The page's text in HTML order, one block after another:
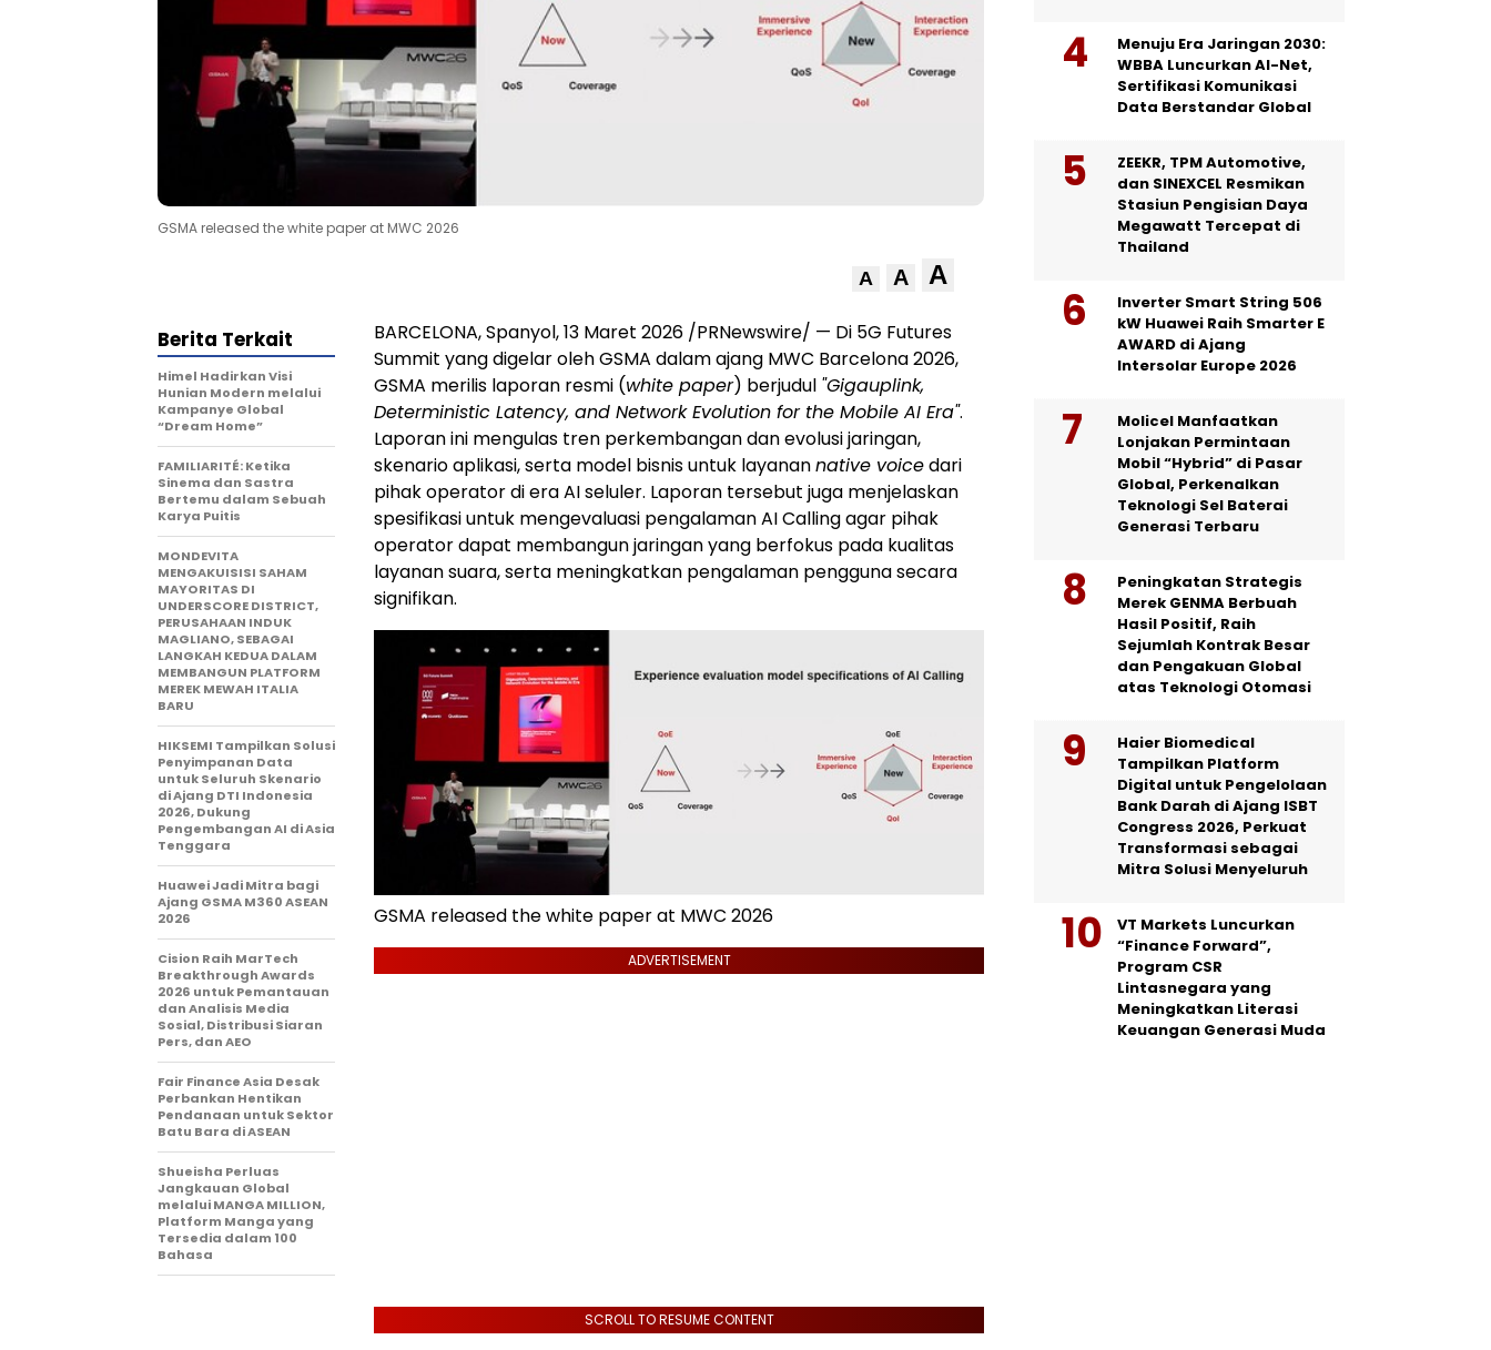
GSMA released the white paper at MWC 2026
A A A
BARCELONA, Spanyol, 13 Maret 2026 /PRNewswire/ — Di 5G Futures
Summit yang digelar oleh GSMA dalam ajang MWC Barcelona 2026,
GSMA merilis laporan resmi (white paper) berjudul "Gigauplink,
Deterministic Latency, and Network Evolution for the Mobile AI Era".
Laporan ini mengulas tren perkembangan dan evolusi jaringan,
skenario aplikasi, serta model bisnis untuk layanannative voicedari
pihak operator di era AI seluler. Laporan tersebut juga menjelaskan
spesifikasi untuk mengevaluasi pengalaman AI Calling agar pihak
operator dapat membangun jaringan yang berfokus pada kualitas
layanan suara, serta meningkatkan pengalaman pengguna secara
signifikan.
GSMA released the white paper at MWC 2026
ADVERTISEMENT
SCROLL TO RESUME CONTENT
Berita Terkait
Himel Hadirkan Visi
Hunian Modern melalui
Kampanye Global
“Dream Home”
FAMILIARITÉ: Ketika
Sinema dan Sastra
Bertemu dalam Sebuah
Karya Puitis
MONDEVITA
MENGAKUISISI SAHAM
MAYORITAS DI
UNDERSCORE DISTRICT,
PERUSAHAAN INDUK
MAGLIANO, SEBAGAI
LANGKAH KEDUA DALAM
MEMBANGUN PLATFORM
MEREK MEWAH ITALIA
BARU
HIKSEMI Tampilkan Solusi
Penyimpanan Data
untuk Seluruh Skenario
di Ajang DTI Indonesia
2026, Dukung
Pengembangan AI di Asia
Tenggara
Huawei Jadi Mitra bagi
Ajang GSMA M360 ASEAN
2026
Cision Raih MarTech
Breakthrough Awards
2026 untuk Pemantauan
dan Analisis Media
Sosial, Distribusi Siaran
Pers, dan AEO
Fair Finance Asia Desak
Perbankan Hentikan
Pendanaan untuk Sektor
Batu Bara di ASEAN
Shueisha Perluas
Jangkauan Global
melalui MANGA MILLION,
Platform Manga yang
Tersedia dalam 100
Bahasa
Menuju Era Jaringan 2030:
WBBA Luncurkan AI-Net,
Sertifikasi Komunikasi
Data Berstandar Global
ZEEKR, TPM Automotive,
dan SINEXCEL Resmikan
Stasiun Pengisian Daya
Megawatt Tercepat di
Thailand
Inverter Smart String 506
kW Huawei Raih Smarter E
AWARD di Ajang
Intersolar Europe 2026
Molicel Manfaatkan
Lonjakan Permintaan
Mobil “Hybrid” di Pasar
Global, Perkenalkan
Teknologi Sel Baterai
Generasi Terbaru
Peningkatan Strategis
Merek GENMA Berbuah
Hasil Positif, Raih
Sejumlah Kontrak Besar
dan Pengakuan Global
atas Teknologi Otomasi
Haier Biomedical
Tampilkan Platform
Digital untuk Pengelolaan
Bank Darah di Ajang ISBT
Congress 2026, Perkuat
Transformasi sebagai
Mitra Solusi Menyeluruh
VT Markets Luncurkan
“Finance Forward”,
Program CSR
Lintasnegara yang
Meningkatkan Literasi
Keuangan Generasi Muda